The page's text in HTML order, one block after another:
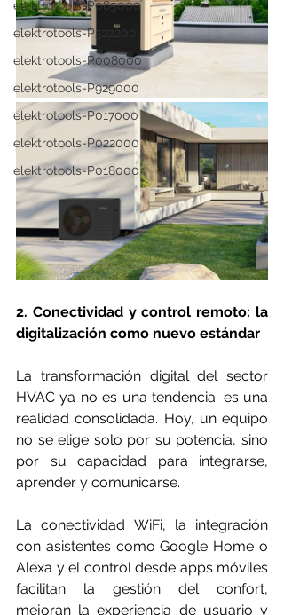
elektrotools-P085000
elektrotools-P522200
elektrotools-P008000
elektrotools-P929000
elektrotools-P017000
elektrotools-P022000
elektrotools-P018000
2. Conectividad y control remoto: la
digitalización como nuevo estándar
La transformación digital del sector
HVAC ya no es una tendencia: es una
realidad consolidada. Hoy, un equipo
no se elige solo por su potencia, sino
por su capacidad para integrarse,
aprender y comunicarse.
La conectividad WiFi, la integración
con asistentes como Google Home o
Alexa y el control desde apps móviles
facilitan la gestión del confort,
mejoran la experiencia de usuario y